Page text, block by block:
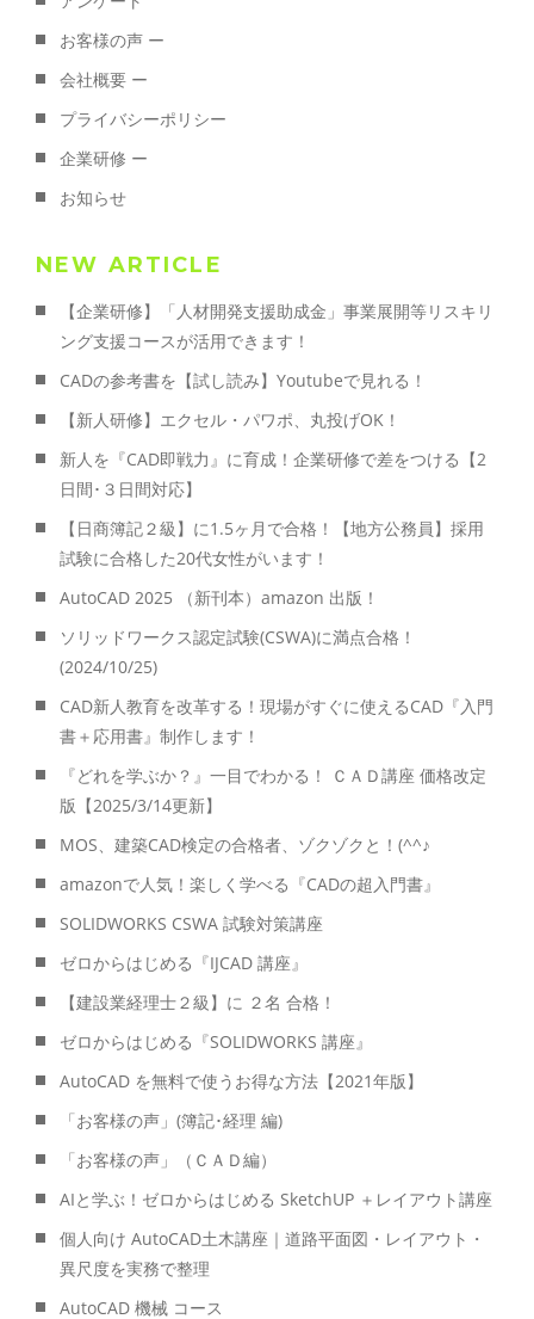
お客様の声 ー
会社概要 ー
プライバシーポリシー
企業研修 ー
お知らせ
NEW ARTICLE
【企業研修】「人材開発支援助成金」事業展開等リスキリ
ング支援コースが活用できます！
CADの参考書を【試し読み】Youtubeで見れる！
【新人研修】エクセル・パワポ、丸投げOK！
新人を『CAD即戦力』に育成！企業研修で差をつける【2
日間･３日間対応】
【日商簿記２級】に1.5ヶ月で合格！【地方公務員】採用
試験に合格した20代女性がいます！
AutoCAD 2025 （新刊本）amazon 出版！
ソリッドワークス認定試験(CSWA)に満点合格！
(2024/10/25)
CAD新人教育を改革する！現場がすぐに使えるCAD『入門
書＋応用書』制作します！
『どれを学ぶか？』一目でわかる！ ＣＡＤ講座 価格改定
版【2025/3/14更新】
MOS、建築CAD検定の合格者、ゾクゾクと！(^^♪
amazonで人気！楽しく学べる『CADの超入門書』
SOLIDWORKS CSWA 試験対策講座
ゼロからはじめる『IJCAD 講座』
【建設業経理士２級】に ２名 合格！
ゼロからはじめる『SOLIDWORKS 講座』
AutoCAD を無料で使うお得な方法【2021年版】
「お客様の声」(簿記･経理 編)
「お客様の声」（ＣＡＤ編）
AIと学ぶ！ゼロからはじめる SketchUP ＋レイアウト講座
個人向け AutoCAD土木講座｜道路平面図・レイアウト・
異尺度を実務で整理
AutoCAD 機械 コース